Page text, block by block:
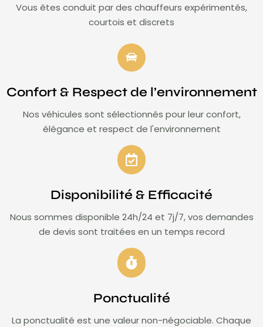
Vous êtes conduit par des chauffeurs expérimentés,
courtois et discrets
Confort & Respect de l’environnement
Nos véhicules sont sélectionnés pour leur confort,
élégance et respect de l'environnement
Disponibilité & Efficacité
Nous sommes disponible 24h/24 et 7j/7, vos demandes
de devis sont traitées en un temps record
Ponctualité
La ponctualité est une valeur non-négociable. Chaque